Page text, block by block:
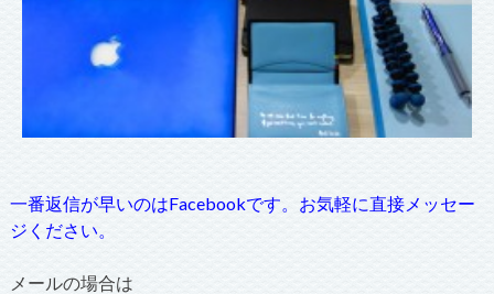
一番返信が早いのはFacebookです。お気軽に直接メッセー
ジください。
メールの場合は